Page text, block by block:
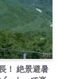
PR
！ 絶景避暑